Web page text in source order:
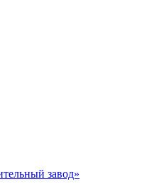
завод»